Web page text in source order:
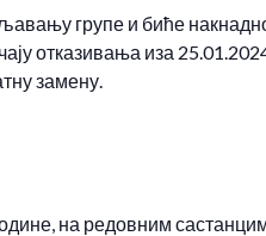
групе и биће
отказивања иза
замену.
на редовним